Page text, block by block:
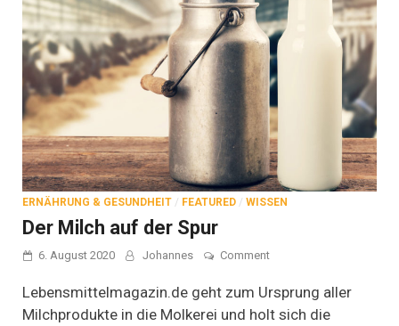
ERNÄHRUNG & GESUNDHEIT / FEATURED / WISSEN
Der Milch auf der Spur
6. August 2020 Johannes Commenton
Milch
auf
der
Lebensmittelmagazin.de geht zum Ursprung aller
Milchprodukte in die Molkerei und holt sich die